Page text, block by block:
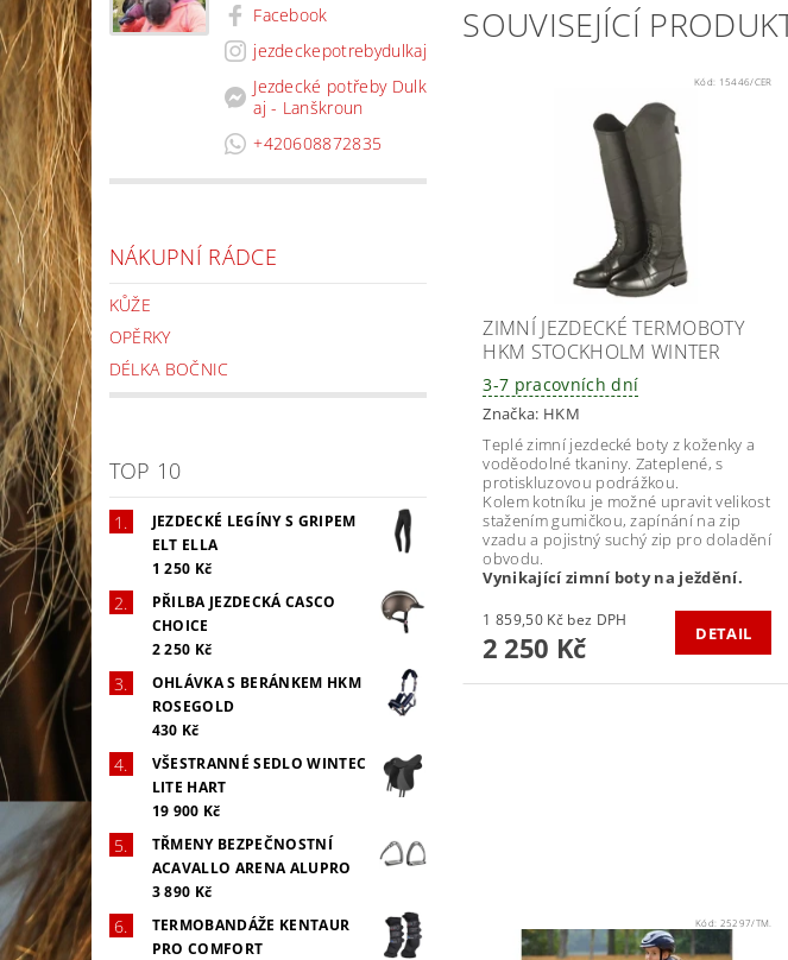
Facebook
jezdeckepotrebydulkaj
Jezdecké potřeby Dulk
aj - Lanškroun
+420608872835
NÁKUPNÍ RÁDCE
KŮŽE
OPĚRKY
DÉLKA BOČNIC
TOP 10
JEZDECKÉ LEGÍNY S GRIPEM
ELT ELLA
1 250 Kč
PŘILBA JEZDECKÁ CASCO
CHOICE
2 250 Kč
OHLÁVKA S BERÁNKEM HKM
ROSEGOLD
430 Kč
VŠESTRANNÉ SEDLO WINTEC
LITE HART
19 900 Kč
TŘMENY BEZPEČNOSTNÍ
ACAVALLO ARENA ALUPRO
3 890 Kč
TERMOBANDÁŽE KENTAUR
PRO COMFORT
SOUVISEJÍCÍ
Kód: 15446/CER
ZIMNÍ JEZDECKÉ TERMOBOTY
HKM STOCKHOLM WINTER
3-7 pracovních dní
Značka: HKM
Teplé zimní jezdecké boty z koženky a
voděodolné tkaniny. Zateplené, s
protiskluzovou podrážkou.
Kolem kotníku je možné upravit velikost
stažením gumičkou, zapínání na zip
vzadu a pojistný suchý zip pro doladění
obvodu.
Vynikající zimní boty na ježdění.
1 859,50 Kč bez DPH
2 250 Kč DETAIL
Kód: 25297/TM.